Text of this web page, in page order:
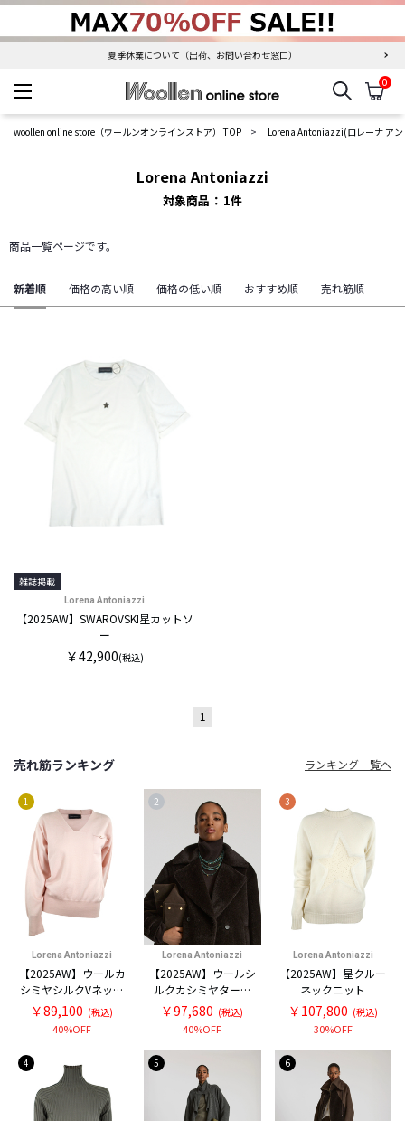
夏季休業について（出荷、お問い合わせ窓口）
woollen online store
検索 カ
0
woollen online store（ウールンオンラインストア） TOP Lorena Antoniazzi(ロレーナ ア
Lorena Antoniazzi
対象商品 1件
商品一覧ページです。
新着順 価格の高い順 価格の低い順 おすすめ順 売れ筋順
雑誌掲載
Lorena Antoniazzi
【2025AW】SWAROVSKI星カットソ
ー
￥42,900(税込)
1
売れ筋ランキング ランキング一覧へ
1
Lorena Antoniazzi
【2025AW】ウールカ
シミヤシルクVネック
ニット
￥89,100 (税込)
40%OFF
2
Lorena Antoniazzi
【2025AW】ウールシ
ルクカシミヤタート
ルニット
￥97,680 (税込)
40%OFF
3
Lorena Antoniazzi
【2025AW】星クルー
ネックニット
￥107,800 (税込)
30%OFF
4 5 6